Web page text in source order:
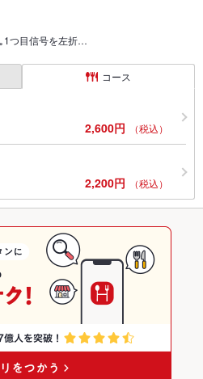
1つ目信号を左折…
コース
2,600円 （税込）
2,200円 （税込）